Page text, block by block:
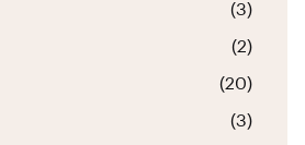
(3)
(2)
(20)
(3)